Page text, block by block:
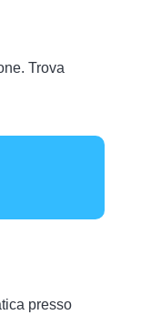
Trova
presso